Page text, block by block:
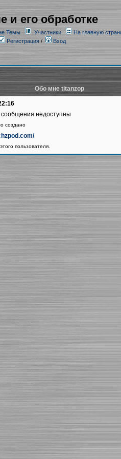
и его обработке
Темы Участники
На главную
Регистрация/ Вход
Обо мне titanzop
недоступны
создано
пользователя.